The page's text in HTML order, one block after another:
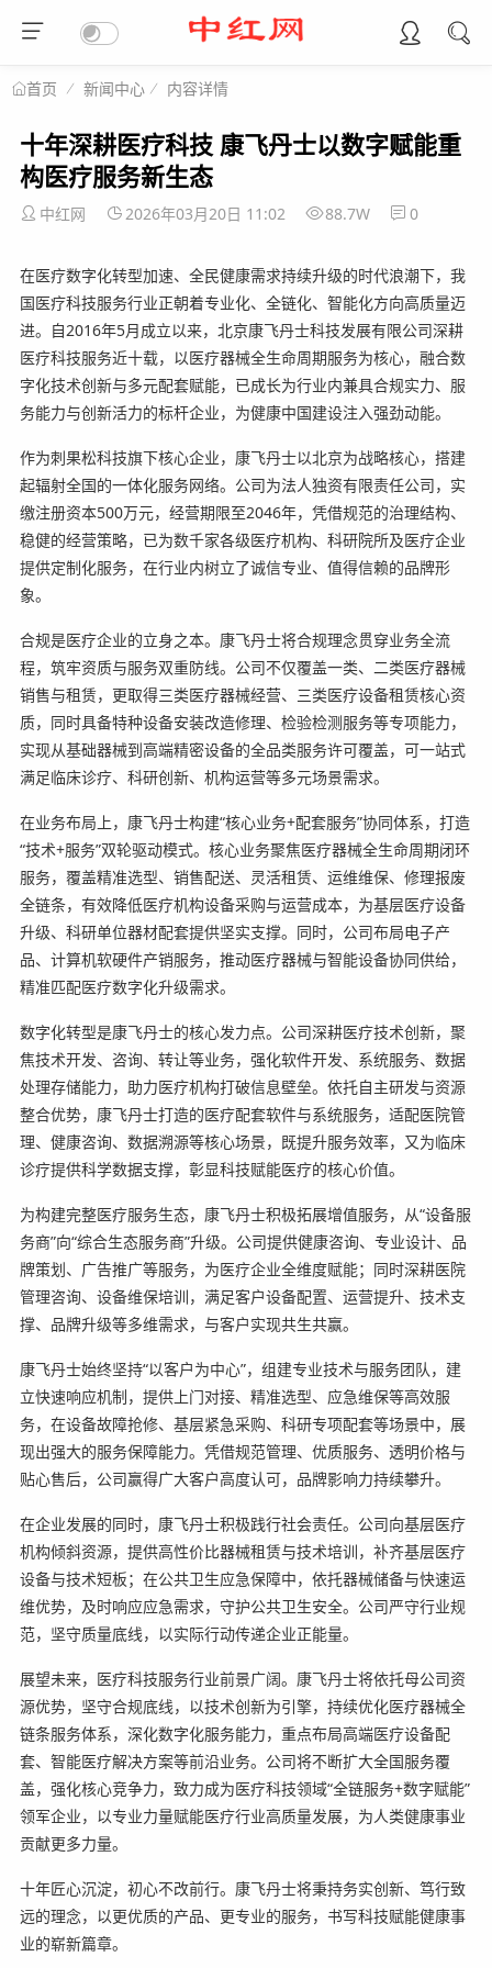
首页 新闻中心 内容详情
十年深耕医疗科技 康飞丹士以数字赋能重
构医疗服务新生态
中红网 2026年03月20日 11:02 88.7W 0
在医疗数字化转型加速、全民健康需求持续升级的时代浪潮下，我
国医疗科技服务行业正朝着专业化、全链化、智能化方向高质量迈
进。自2016年5月成立以来，北京康飞丹士科技发展有限公司深耕
医疗科技服务近十载，以医疗器械全生命周期服务为核心，融合数
字化技术创新与多元配套赋能，已成长为行业内兼具合规实力、服
务能力与创新活力的标杆企业，为健康中国建设注入强劲动能。
作为刺果松科技旗下核心企业，康飞丹士以北京为战略核心，搭建
起辐射全国的一体化服务网络。公司为法人独资有限责任公司，实
缴注册资本500万元，经营期限至2046年，凭借规范的治理结构、
稳健的经营策略，已为数千家各级医疗机构、科研院所及医疗企业
提供定制化服务，在行业内树立了诚信专业、值得信赖的品牌形
象。
合规是医疗企业的立身之本。康飞丹士将合规理念贯穿业务全流
程，筑牢资质与服务双重防线。公司不仅覆盖一类、二类医疗器械
销售与租赁，更取得三类医疗器械经营、三类医疗设备租赁核心资
质，同时具备特种设备安装改造修理、检验检测服务等专项能力，
实现从基础器械到高端精密设备的全品类服务许可覆盖，可一站式
满足临床诊疗、科研创新、机构运营等多元场景需求。
在业务布局上，康飞丹士构建“核心业务+配套服务”协同体系，打造
“技术+服务”双轮驱动模式。核心业务聚焦医疗器械全生命周期闭环
服务，覆盖精准选型、销售配送、灵活租赁、运维维保、修理报废
全链条，有效降低医疗机构设备采购与运营成本，为基层医疗设备
升级、科研单位器材配套提供坚实支撑。同时，公司布局电子产
品、计算机软硬件产销服务，推动医疗器械与智能设备协同供给，
精准匹配医疗数字化升级需求。
数字化转型是康飞丹士的核心发力点。公司深耕医疗技术创新，聚
焦技术开发、咨询、转让等业务，强化软件开发、系统服务、数据
处理存储能力，助力医疗机构打破信息壁垒。依托自主研发与资源
整合优势，康飞丹士打造的医疗配套软件与系统服务，适配医院管
理、健康咨询、数据溯源等核心场景，既提升服务效率，又为临床
诊疗提供科学数据支撑，彰显科技赋能医疗的核心价值。
为构建完整医疗服务生态，康飞丹士积极拓展增值服务，从“设备服
务商”向“综合生态服务商”升级。公司提供健康咨询、专业设计、品
牌策划、广告推广等服务，为医疗企业全维度赋能；同时深耕医院
管理咨询、设备维保培训，满足客户设备配置、运营提升、技术支
撑、品牌升级等多维需求，与客户实现共生共赢。
康飞丹士始终坚持“以客户为中心”，组建专业技术与服务团队，建
立快速响应机制，提供上门对接、精准选型、应急维保等高效服
务，在设备故障抢修、基层紧急采购、科研专项配套等场景中，展
现出强大的服务保障能力。凭借规范管理、优质服务、透明价格与
贴心售后，公司赢得广大客户高度认可，品牌影响力持续攀升。
在企业发展的同时，康飞丹士积极践行社会责任。公司向基层医疗
机构倾斜资源，提供高性价比器械租赁与技术培训，补齐基层医疗
设备与技术短板；在公共卫生应急保障中，依托器械储备与快速运
维优势，及时响应应急需求，守护公共卫生安全。公司严守行业规
范，坚守质量底线，以实际行动传递企业正能量。
展望未来，医疗科技服务行业前景广阔。康飞丹士将依托母公司资
源优势，坚守合规底线，以技术创新为引擎，持续优化医疗器械全
链条服务体系，深化数字化服务能力，重点布局高端医疗设备配
套、智能医疗解决方案等前沿业务。公司将不断扩大全国服务覆
盖，强化核心竞争力，致力成为医疗科技领域“全链服务+数字赋能”
领军企业，以专业力量赋能医疗行业高质量发展，为人类健康事业
贡献更多力量。
十年匠心沉淀，初心不改前行。康飞丹士将秉持务实创新、笃行致
远的理念，以更优质的产品、更专业的服务，书写科技赋能健康事
业的崭新篇章。